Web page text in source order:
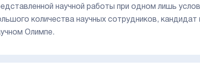
научной работы при одном лишь
количества научных сотрудников, кандидат
Олимпе.